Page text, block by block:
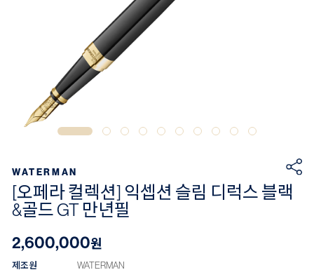
WATERMAN
[오페라 컬렉션] 익셉션 슬림 디럭스 블랙
&골드 GT 만년필
2,600,000원
제조원
WATERMAN